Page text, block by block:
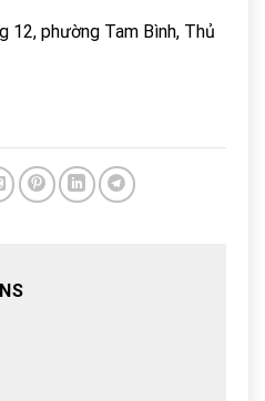
12, phường Tam Bình, Thủ